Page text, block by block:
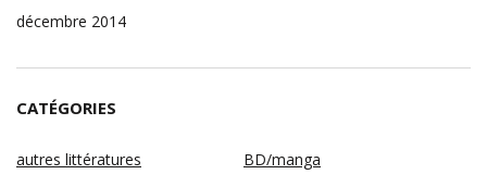
décembre 2014
CATÉGORIES
autres littératures
BD/manga